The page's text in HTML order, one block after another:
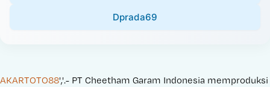
Dprada69
AKARTOTO88','.- PT Cheetham Garam Indonesia memproduksi